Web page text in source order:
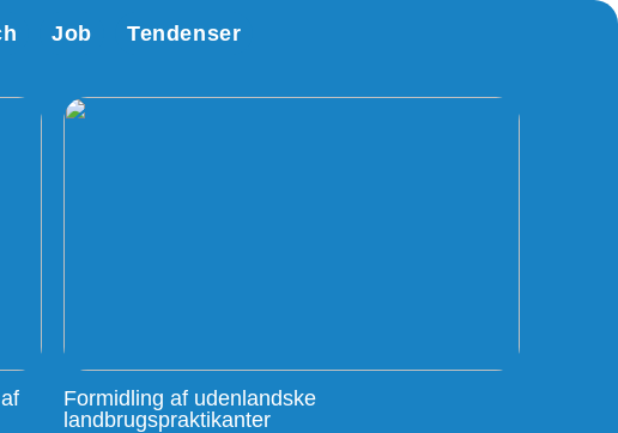
Job Tendenser
Formidling af udenlandske
landbrugspraktikanter